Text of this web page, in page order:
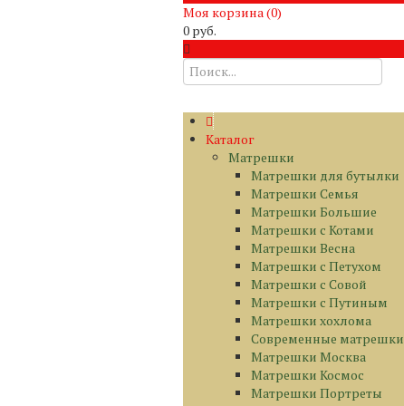
Моя корзина (0)
0 руб.
Каталог
Матрешки
Матрешки для бутылки
Матрешки Семья
Матрешки Большие
Матрешки с Котами
Матрешки Весна
Матрешки с Петухом
Матрешки с Совой
Матрешки с Путиным
Матрешки хохлома
Современные матрешки
Матрешки Москва
Матрешки Космос
Матрешки Портреты